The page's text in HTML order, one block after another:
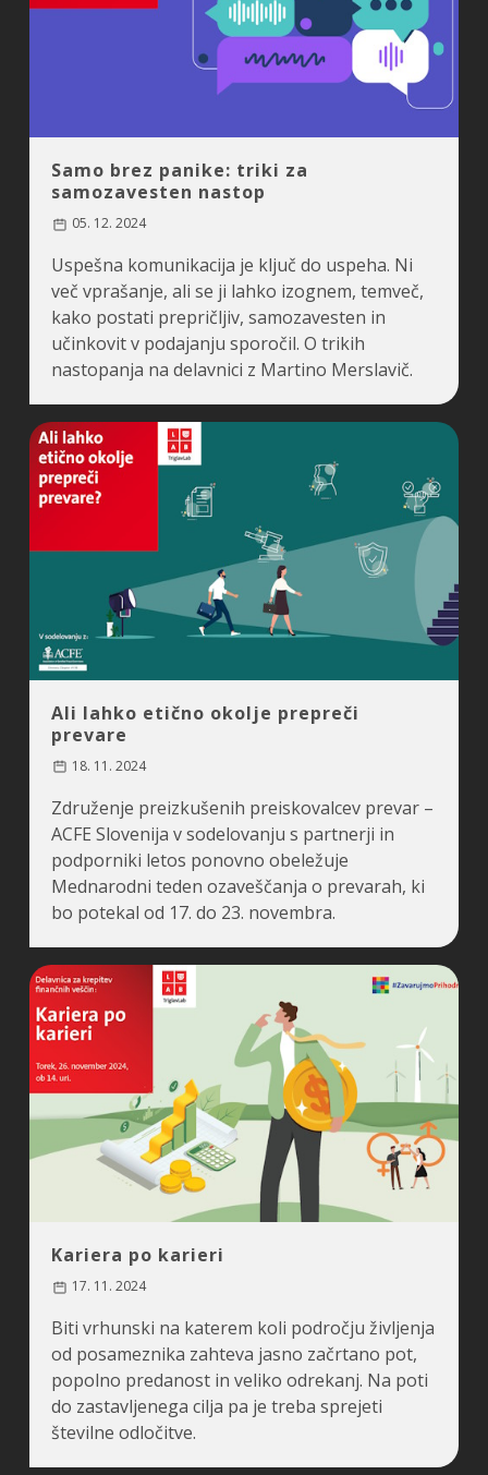
Samo brez panike: triki za
samozavesten nastop
05. 12. 2024
Uspešna komunikacija je ključ do uspeha. Ni
več vprašanje, ali se ji lahko izognem, temveč,
kako postati prepričljiv, samozavesten in
učinkovit v podajanju sporočil. O trikih
nastopanja na delavnici z Martino Merslavič.
Ali lahko etično okolje prepreči
prevare
18. 11. 2024
Združenje preizkušenih preiskovalcev prevar –
ACFE Slovenija v sodelovanju s partnerji in
podporniki letos ponovno obeležuje
Mednarodni teden ozaveščanja o prevarah, ki
bo potekal od 17. do 23. novembra.
Kariera po karieri
17. 11. 2024
Biti vrhunski na katerem koli področju življenja
od posameznika zahteva jasno začrtano pot,
popolno predanost in veliko odrekanj. Na poti
do zastavljenega cilja pa je treba sprejeti
številne odločitve.